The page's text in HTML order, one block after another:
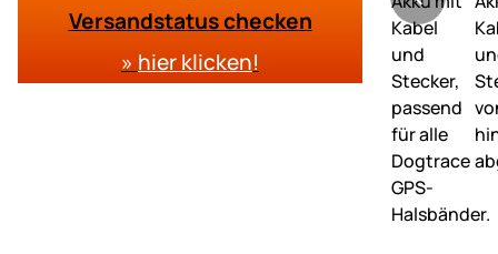
Versandstatus checken
» hier klicken!